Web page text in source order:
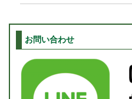
お問い合わせ